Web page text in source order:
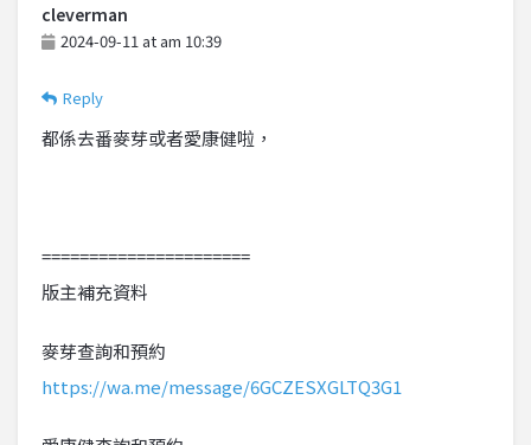
cleverman
2024-09-11 at am 10:39
Reply
都係去番麥芽或者愛康健啦，
======================
版主補充資料
麥芽查詢和預約
https://wa.me/message/6GCZESXGLTQ3G1